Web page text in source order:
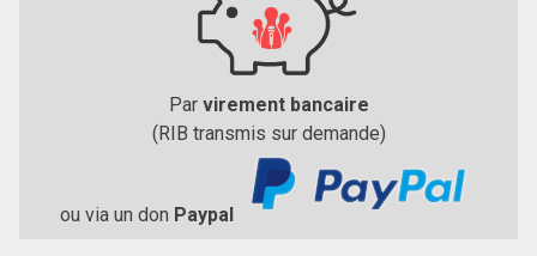
Par virement bancaire
(RIB transmis sur demande)
ou via un don Paypal